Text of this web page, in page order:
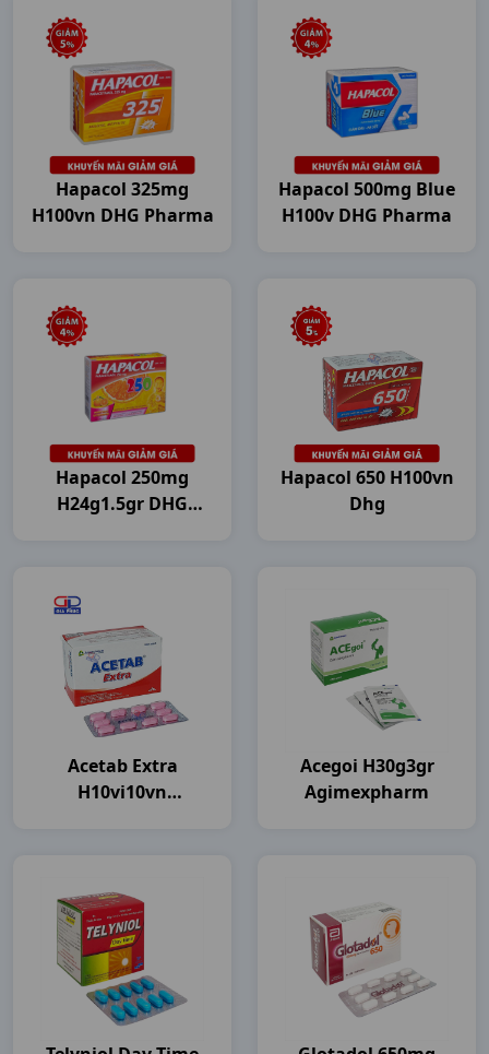
Hapacol 325mg
H100vn DHG Pharma
Hapacol 500mg Blue
H100v DHG Pharma
Hapacol 250mg
H24g1.5gr DHG
Hapacol 650 H100vn
Dhg
Acetab Extra
H10vi10vn
Acegoi H30g3gr
Agimexpharm